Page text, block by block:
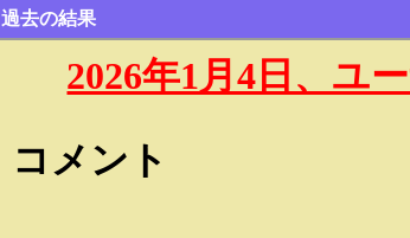
過去の結果
2026年1月4日、ユ
コメント